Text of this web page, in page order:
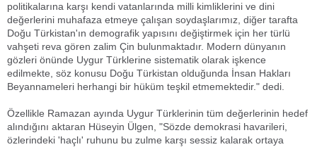
politikalarına karşı kendi vatanlarında milli kimliklerini ve dini
değerlerini muhafaza etmeye çalışan soydaşlarımız, diğer tarafta
Doğu Türkistan'ın demografik yapısını değiştirmek için her türlü
vahşeti reva gören zalim Çin bulunmaktadır. Modern dünyanın
gözleri önünde Uygur Türklerine sistematik olarak işkence
edilmekte, söz konusu Doğu Türkistan olduğunda İnsan Hakları
Beyannameleri herhangi bir hüküm teşkil etmemektedir." dedi.
Özellikle Ramazan ayında Uygur Türklerinin tüm değerlerinin hedef
alındığını aktaran Hüseyin Ülgen, "Sözde demokrasi havarileri,
özlerindeki 'haçlı' ruhunu bu zulme karşı sessiz kalarak ortaya